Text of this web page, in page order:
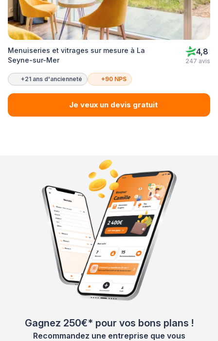
Menuiseries et vitrages sur mesure à La
Seyne-sur-Mer
4,8
247 avis
+21 ans d'ancienneté +90 NPS
Je veux un devis gratuit
Gagnez 250€* pour vos bons plans !
Recommandez une entreprise que vous